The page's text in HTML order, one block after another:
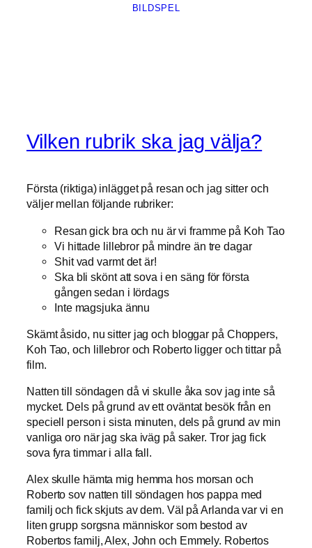
BILDSPEL
Vilken rubrik ska jag välja?
Första (riktiga) inlägget på resan och jag sitter och
väljer mellan följande rubriker:
Resan gick bra och nu är vi framme på Koh Tao
Vi hittade lillebror på mindre än tre dagar
Shit vad varmt det är!
Ska bli skönt att sova i en säng för första
gången sedan i lördags
Inte magsjuka ännu
Skämt åsido, nu sitter jag och bloggar på Choppers,
Koh Tao, och lillebror och Roberto ligger och tittar på
film.
Natten till söndagen då vi skulle åka sov jag inte så
mycket. Dels på grund av ett oväntat besök från en
speciell person i sista minuten, dels på grund av min
vanliga oro när jag ska iväg på saker. Tror jag fick
sova fyra timmar i alla fall.
Alex skulle hämta mig hemma hos morsan och
Roberto sov natten till söndagen hos pappa med
familj och fick skjuts av dem. Väl på Arlanda var vi en
liten grupp sorgsna människor som bestod av
Robertos familj, Alex, John och Emmely. Robertos